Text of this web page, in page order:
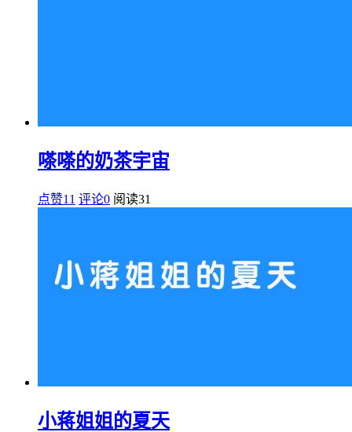
嗏嗏的奶茶宇宙
点赞11 评论0 阅读31
小蒋姐姐的夏天